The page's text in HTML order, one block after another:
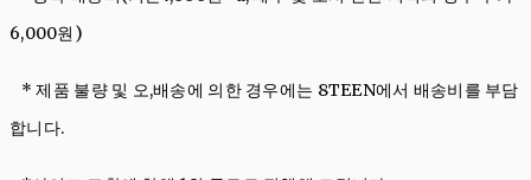
6,000원)
* 제품 불량 및 오,배송에 의한 경우에는 8TEEN에서 배송비를 부담
합니다.